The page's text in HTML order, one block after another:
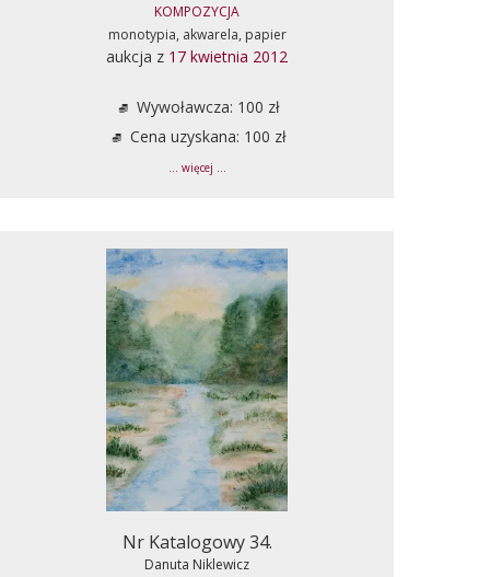
KOMPOZYCJA
monotypia, akwarela, papier
aukcja z 17 kwietnia 2012
Wywoławcza: 100 zł
Cena uzyskana: 100 zł
... więcej ...
Nr Katalogowy 34.
Danuta Niklewicz